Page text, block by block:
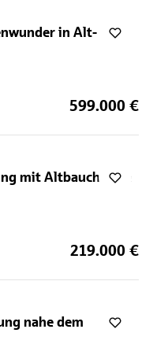
in Alt-
599.000 €
mit Altbaucharme
219.000 €
nahe dem